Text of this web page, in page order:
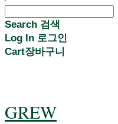
Search 검색
Log In 로그인
Cart장바구니
GREW